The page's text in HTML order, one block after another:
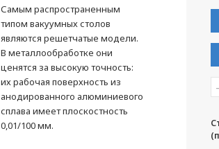
Самым распространенным
типом вакуумных столов
являются решетчатые модели.
В металлообработке они
ценятся за высокую точность:
их рабочая поверхность из
анодированного алюминиевого
сплава имеет плоскостность
0,01/100 мм.